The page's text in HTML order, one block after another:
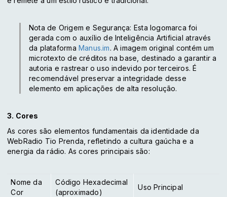
Nota de Origem e Segurança: Esta logomarca foi
gerada com o auxílio deInteligência Artificial através
da plataforma Manus.im. A imagem original contém um
microtexto de créditos na base, destinado a garantir a
autoria e rastrear o uso indevido por terceiros. É
recomendável preservar a integridade desse
elemento em aplicações de alta resolução.
3. Cores
As cores são elementos fundamentais da identidade da
WebRadio Tio Prenda, refletindo a cultura gaúcha e a
energia da rádio. As cores principais são:
Nome da
Cor
Código Hexadecimal
(aproximado)
Uso Principal